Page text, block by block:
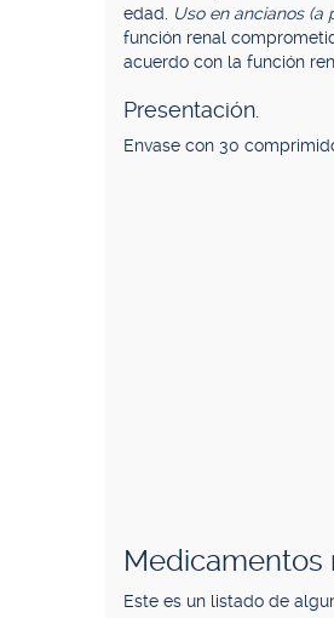
edad.
Uso en ancianos (a
función renal
acuerdo con la función
Presentación.
Envase con 30
Medicamentos
Este es un listado de